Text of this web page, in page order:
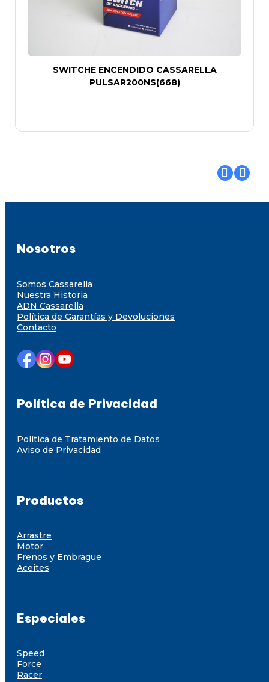
SWITCHE ENCENDIDO CASSARELLA
PULSAR200NS(668)
Nosotros
Somos Cassarella
Nuestra Historia
ADN Cassarella
Política de Garantías y Devoluciones
Contacto
Política de Privacidad
Política de Tratamiento de Datos
Aviso de Privacidad
Productos
Arrastre
Motor
Frenos y Embrague
Aceites
Especiales
Speed
Force
Racer